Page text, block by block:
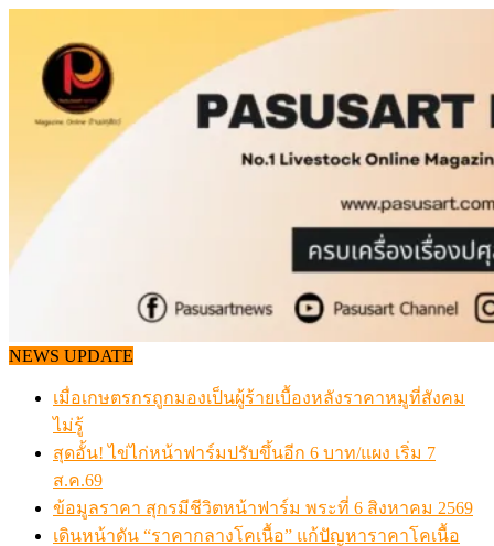
content
NEWS UPDATE
เมื่อเกษตรกรถูกมองเป็นผู้ร้ายเบื้องหลังราคาหมูที่สังคม
ไม่รู้
สุดอั้น! ไข่ไก่หน้าฟาร์มปรับขึ้นอีก 6 บาท/แผง เริ่ม 7
ส.ค.69
ข้อมูลราคา สุกรมีชีวิตหน้าฟาร์ม พระที่ 6 สิงหาคม 2569
เดินหน้าดัน “ราคากลางโคเนื้อ” แก้ปัญหาราคาโคเนื้อ